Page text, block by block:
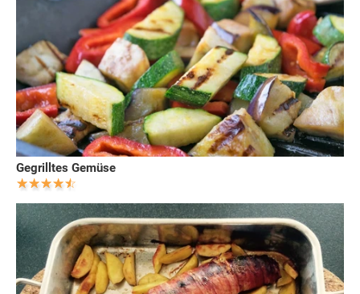
Gegrilltes Gemüse